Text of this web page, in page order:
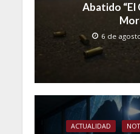
Abatido “El
6 de
ACTUALIDAD